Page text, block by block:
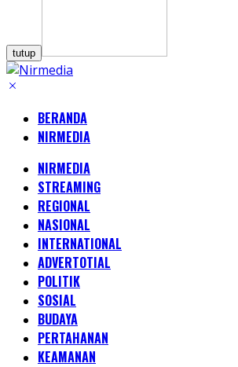
tutup
BERANDA
NIRMEDIA
NIRMEDIA
STREAMING
REGIONAL
NASIONAL
INTERNATIONAL
ADVERTOTIAL
POLITIK
SOSIAL
BUDAYA
PERTAHANAN
KEAMANAN